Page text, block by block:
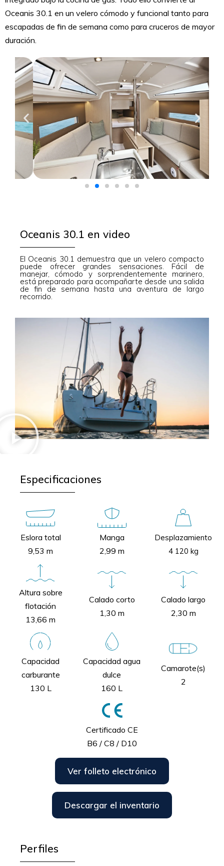
Oceanis 30.1 en un velero cómodo y funcional tanto para
escapadas de fin de semana como para cruceros de mayor
duración.
Oceanis 30.1 en video
El Oceanis 30.1 demuestra que un velero compacto
puede ofrecer grandes sensaciones. Fácil de
manejar, cómodo y sorprendentemente marinero,
está preparado para acompañarte desde una salida
de fin de semana hasta una aventura de largo
recorrido.
Especificaciones
Eslora total
9,53 m
Manga
2,99 m
Desplazamiento
4 120 kg
Altura sobre
flotación
13,66 m
Calado corto
1,30 m
Calado largo
2,30 m
Capacidad
carburante
130 L
Capacidad agua
dulce
160 L
Camarote(s)
2
Certificado CE
B6 / C8 / D10
Ver folleto electrónico
Descargar el inventario
Perfiles